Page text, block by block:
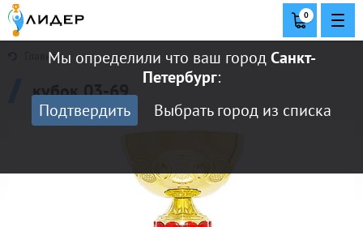
Мы определили что ваш городСанкт-
Петербург:
Подтвердить
Выбрать город из списка
0
Главная
кубок 03-69